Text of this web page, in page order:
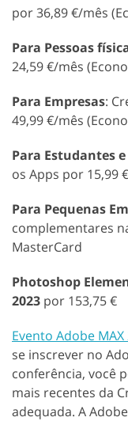
por 36,89 €/mês
Para Pessoas
24,59 €/mês
Para Empresas:
49,99 €/mês
Para Estudantes
os Apps por 15,99
Para Pequenas
complementares
MasterCard
Photoshop
2023 por 153,75 €
Evento Adobe MAX
se inscrever no
conferência, você
mais recentes da
adequada. A